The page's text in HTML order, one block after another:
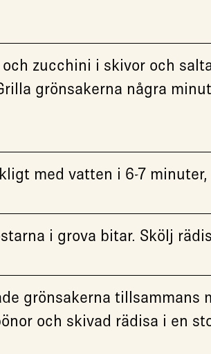
zucchini i skivor och
grönsakerna några
med vatten i 6-7
i grova bitar. Skölj
grönsakerna tillsammans
och skivad rädisa i en